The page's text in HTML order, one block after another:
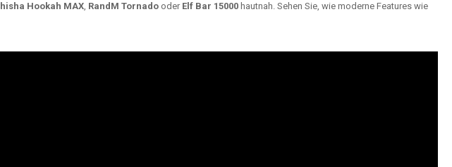
Hookah MAX, RandM Tornado oder Elf Bar 15000 hautnah. Sehen Sie, wie moderne Features wie